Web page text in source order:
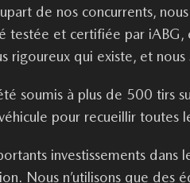
de nos concurrents,
testée et certifiée par iABG,
rigoureux qui existe, et
soumis à plus de 500 tirs
pour recueillir toutes
investissements
Nous n’utilisons que